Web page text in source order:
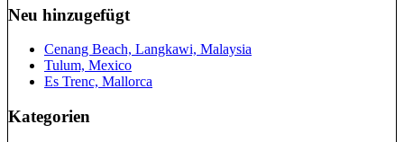
Neu hinzugefügt
Cenang Beach, Langkawi, Malaysia
Tulum, Mexico
Es Trenc, Mallorca
Kategorien